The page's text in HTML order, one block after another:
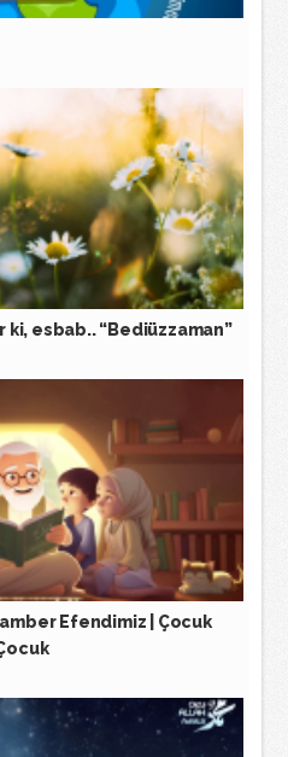
esbab.. “Bediüzzaman”
Efendimiz | Çocuk